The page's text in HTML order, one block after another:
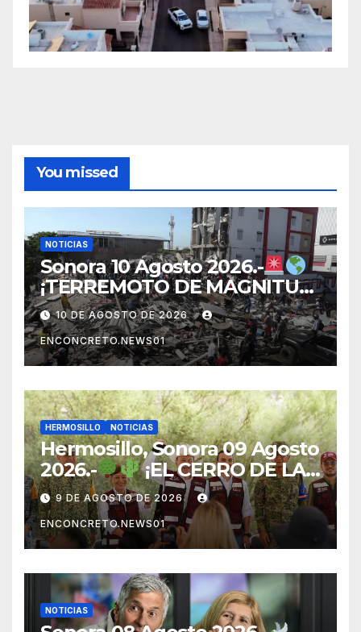
You missed
NOTICIAS
Sonora 10 Agosto 2026.-
¡TERREMOTO DE MAGNITUD
7.4 SACUDE COLOMBIA!
REPORTAN DERRUMBES Y
VÍCTIMAS
10 DE AGOSTO DE 2026
ENCONCRETO.NEWS01
HERMOSILLO NOTICIAS
Hermosillo, Sonora 09 Agosto
2026.-
¡EL CERRO DE LA
CEMENTERA SE PINTARÁ DE
VERDE! HERMOSILLO SUMA
11 MIL NUEVOS ÁRBOLES
9 DE AGOSTO DE 2026
ENCONCRETO.NEWS01
NOTICIAS